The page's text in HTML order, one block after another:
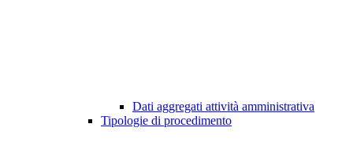
Dati aggregati attività amministrativa
Tipologie di procedimento